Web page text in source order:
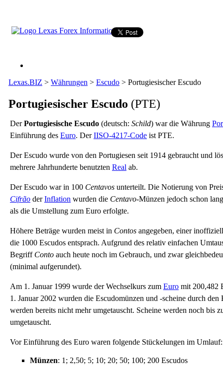
Lexas.BIZ > Währungen > Escudo > Portugiesischer Escudo
Portugiesischer Escudo (PTE)
DerPortugiesische Escudo (deutsch: Schild) war die Währung
Einführung des Euro. DerIISO-4217-Code ist PTE.
Der Escudo wurde von den Portugiesen seit 1914 gebraucht und
mehrere Jahrhunderte benutzten Real ab.
Der Escudo war in 100 Centavos unterteilt. Die Notierung von
Cifrão derInflation wurden die Centavo-Münzen jedoch schon
als die Umstellung zum Euro erfolgte.
Höhere Beträge wurden meist in Contos angegeben, einer
die 1000 Escudos entsprach. Aufgrund des relativ einfachen
Begriff Conto auch heute noch im Gebrauch, und zwar
(minimal aufgerundet).
Am 1. Januar 1999 wurde der Wechselkurs zum Euro mit 200,482
1. Januar 2002 wurden die Escudomünzen und -scheine durch den
werden bereits nicht mehr umgetauscht. Scheine werden noch bis
umgetauscht.
Vor Einführung des Euro waren folgende Stückelungen im Umlauf:
Münzen: 1; 2,50; 5; 10; 20; 50; 100; 200 Escudos